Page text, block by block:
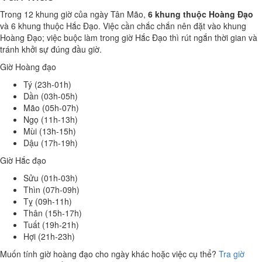
Trong 12 khung giờ của ngày Tân Mão, 6 khung thuộc Hoàng Đạo
và 6 khung thuộc Hắc Đạo. Việc cần chắc chắn nên đặt vào khung
Hoàng Đạo; việc buộc làm trong giờ Hắc Đạo thì rút ngắn thời gian và
tránh khởi sự đúng đầu giờ.
Giờ Hoàng đạo
Tý (23h-01h)
Dần (03h-05h)
Mão (05h-07h)
Ngọ (11h-13h)
Mùi (13h-15h)
Dậu (17h-19h)
Giờ Hắc đạo
Sửu (01h-03h)
Thìn (07h-09h)
Tỵ (09h-11h)
Thân (15h-17h)
Tuất (19h-21h)
Hợi (21h-23h)
Muốn tính giờ hoàng đạo cho ngày khác hoặc việc cụ thể? Tra giờ